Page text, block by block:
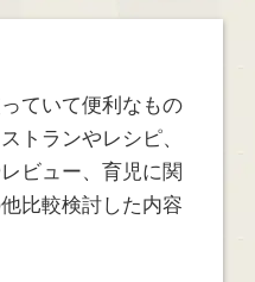
ていて便利なもの
トランやレシピ、
ビュー、育児に関
比較検討した内容